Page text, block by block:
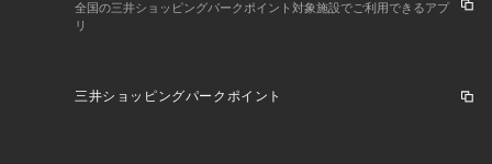
全国の三井ショッピングパークポイント対象施設でご利用できるアプ
リ
三井ショッピングパークポイント